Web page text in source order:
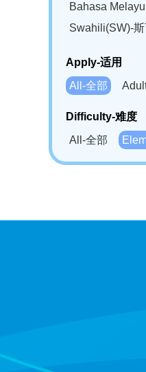
Bahasa
Swahili(SW)-
Apply-适用
All-全部
Difficulty-难度
All-全部